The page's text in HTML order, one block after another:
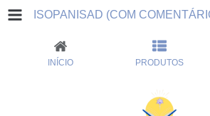
INÍCIO PRODUTOS